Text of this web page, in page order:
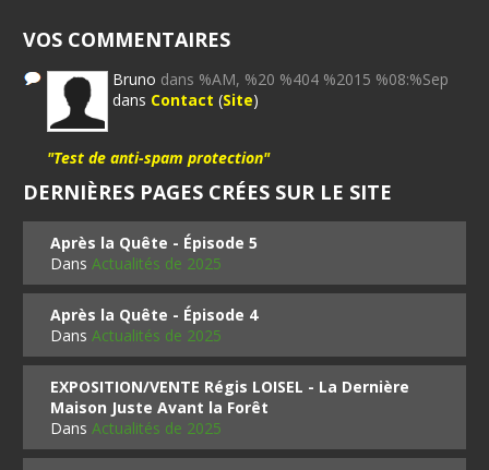
VOS COMMENTAIRES
Bruno dans %AM, %20 %404 %2015 %08:%Sep
dans Contact (Site)
"Test de anti-spam protection"
DERNIÈRES PAGES CRÉES SUR LE SITE
Après la Quête - Épisode 5
DansActualités de 2025
Après la Quête - Épisode 4
DansActualités de 2025
EXPOSITION/VENTE Régis LOISEL - La Dernière
Maison Juste Avant la Forêt
DansActualités de 2025